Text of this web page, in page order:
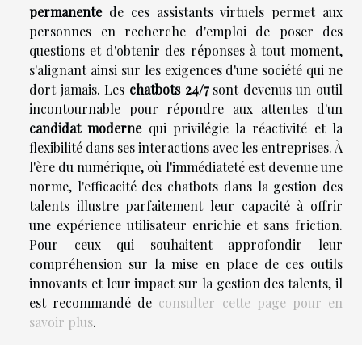
permanentede ces assistants virtuels permet aux
personnes en recherche d'emploi de poser des
questions et d'obtenir des réponses à tout moment,
s'alignant ainsi sur les exigences d'une société qui ne
dort jamais. Les chatbots 24/7sont devenus un outil
incontournable pour répondre aux attentes d'un
candidat modernequi privilégie la réactivité et la
flexibilité dans ses interactions avec les entreprises. À
l'ère du numérique, où l'immédiateté est devenue une
norme, l'efficacité des chatbots dans la gestion des
talents illustre parfaitement leur capacité à offrir
une expérience utilisateur enrichie et sans friction.
Pour ceux qui souhaitent approfondir leur
compréhension sur la mise en place de ces outils
innovants et leur impact sur la gestion des talents, il
est recommandé de consulter cette page pour en
savoir plus.